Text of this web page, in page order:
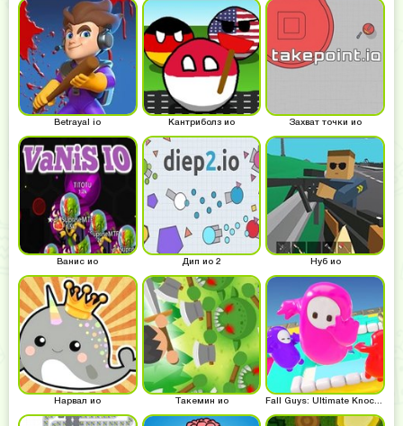
Betrayal io Кантриболз ио Захват точки ио
Ванис ио Дип ио 2 Нуб ио
Нарвал ио Такемин ио